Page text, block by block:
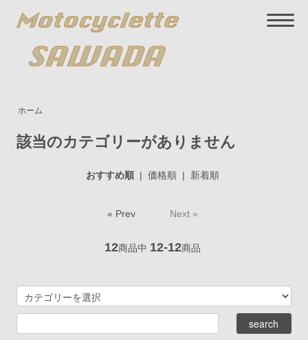
ホーム
該当のカテゴリーがありません
おすすめ順| 価格順| 新着順
« Prev Next »
12商品中 12-12商品